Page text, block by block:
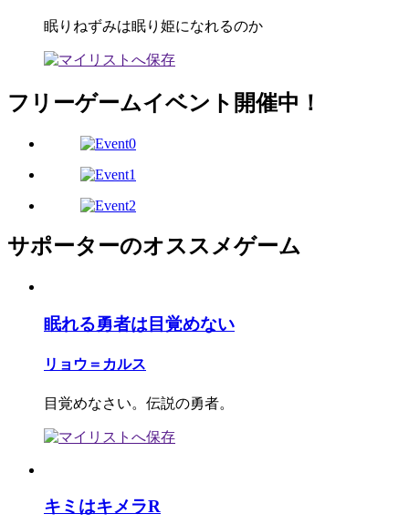
眠りねずみは眠り姫になれるのか
フリーゲームイベント開催中！
サポーターのオススメゲーム
眠れる勇者は目覚めない
リョウ＝カルス
目覚めなさい。伝説の勇者。
キミはキメラR